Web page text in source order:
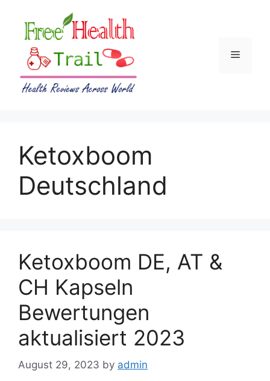
content
Menu
Ketoxboom
Deutschland
Ketoxboom DE, AT &
CH Kapseln
Bewertungen
aktualisiert 2023
August 29, 2023 by admin